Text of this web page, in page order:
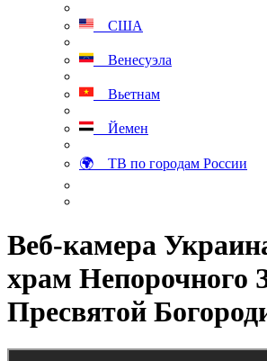
США
Венесуэла
Вьетнам
Йемен
🌍 ТВ по городам России
Веб-камера
храм Непорочного
Пресвятой